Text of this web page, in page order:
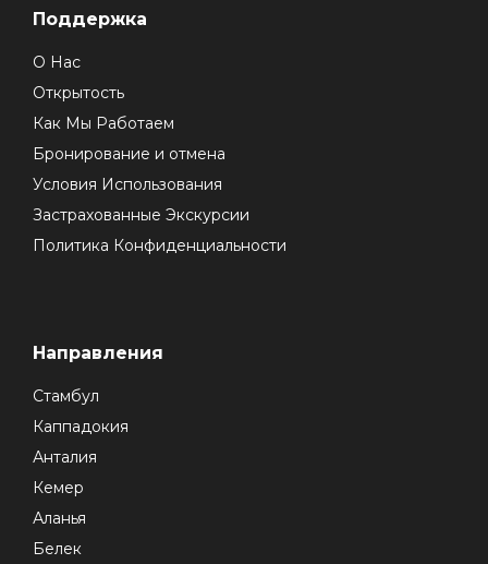
Поддержка
О Нас
Открытость
Как Мы Работаем
Бронирование и отмена
Условия Использования
Застрахованные Экскурсии
Политика Конфиденциальности
Направления
Стамбул
Каппадокия
Анталия
Кемер
Аланья
Белек